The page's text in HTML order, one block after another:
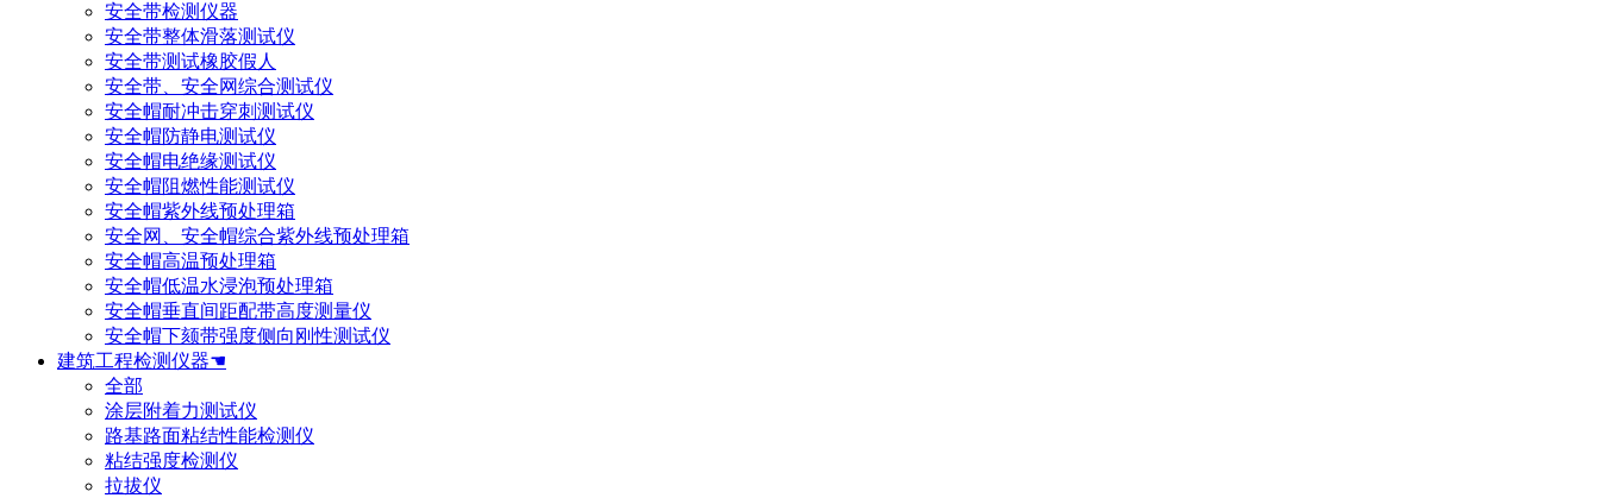
安全带检测仪器
安全带整体滑落测试仪
安全带测试橡胶假人
安全带、安全网综合测试仪
安全帽耐冲击穿刺测试仪
安全帽防静电测试仪
安全帽电绝缘测试仪
安全帽阻燃性能测试仪
安全帽紫外线预处理箱
安全网、安全帽综合紫外线预处理箱
安全帽高温预处理箱
安全帽低温水浸泡预处理箱
安全帽垂直间距配带高度测量仪
安全帽下颏带强度侧向刚性测试仪
建筑工程检测仪器☚
全部
涂层附着力测试仪
路基路面粘结性能检测仪
粘结强度检测仪
拉拔仪